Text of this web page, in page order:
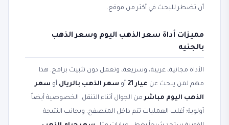
أن تضطر للبحث في أكثر من موقع.
مميزات أداة سعر الذهب اليوم وسعر الذهب
بالجنيه
الأداة مجانية، عربية، وسريعة، وتعمل دون تثبيت برامج. هذا
مهم لمن يبحث عن عيار 21 أو سعر الذهب بالريال أو سعر
الذهب اليوم مباشرمن الجوال أثناء التنقل. الخصوصية أيضاً
أولوية؛ أغلب العمليات تتم داخل المتصفح. وبجانب النتيجة